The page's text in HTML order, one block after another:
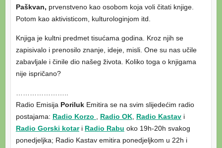
Paškvan, prvenstveno kao osobom koja voli čitati knjige.
Potom kao aktivisticom, kulturologinjom itd.
Knjiga je kultni predmet tisućama godina. Kroz njih se
zapisivalo i prenosilo znanje, ideje, misli. One su nas učile
zabavljale i činile dio našeg života. Koliko toga o knjigama
nije ispričano?
Radio Emisija PorilukEmitira se na svim slijedećim radio
postajama: Radio Korzo Radio OK, Radio Kastavi
Radio Gorski kotari Radio Rabu oko 19h-20h svakog
ponedjeljka; Radio Kastav emitira ponedjeljkom u 22h i